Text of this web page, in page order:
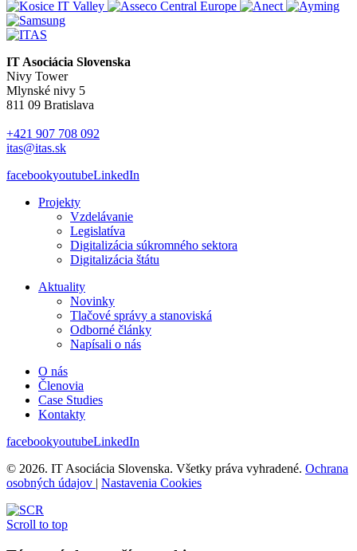
IT Asociácia Slovenska
Nivy Tower
Mlynské nivy 5
811 09 Bratislava
+421 907 708 092
itas@itas.sk
facebookyoutubeLinkedIn
Projekty
Vzdelávanie
Legislatíva
Digitalizácia súkromného sektora
Digitalizácia štátu
Aktuality
Novinky
Tlačové správy a stanoviská
Odborné články
Napísali o nás
O nás
Členovia
Case Studies
Kontakty
facebookyoutubeLinkedIn
© 2026. IT Asociácia Slovenska. Všetky práva vyhradené. Ochrana
osobných údajov | Nastavenia Cookies
Scroll to top